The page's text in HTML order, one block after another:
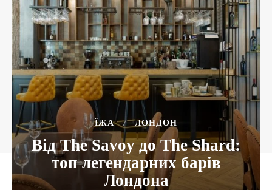
ЇЖА ЛОНДОН
Від The Savoy до The Shard:
топ легендарних барів
Лондона